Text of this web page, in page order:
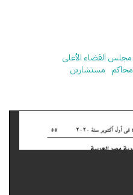
مجلس القضاء الأعلى
محاكم مستشارين